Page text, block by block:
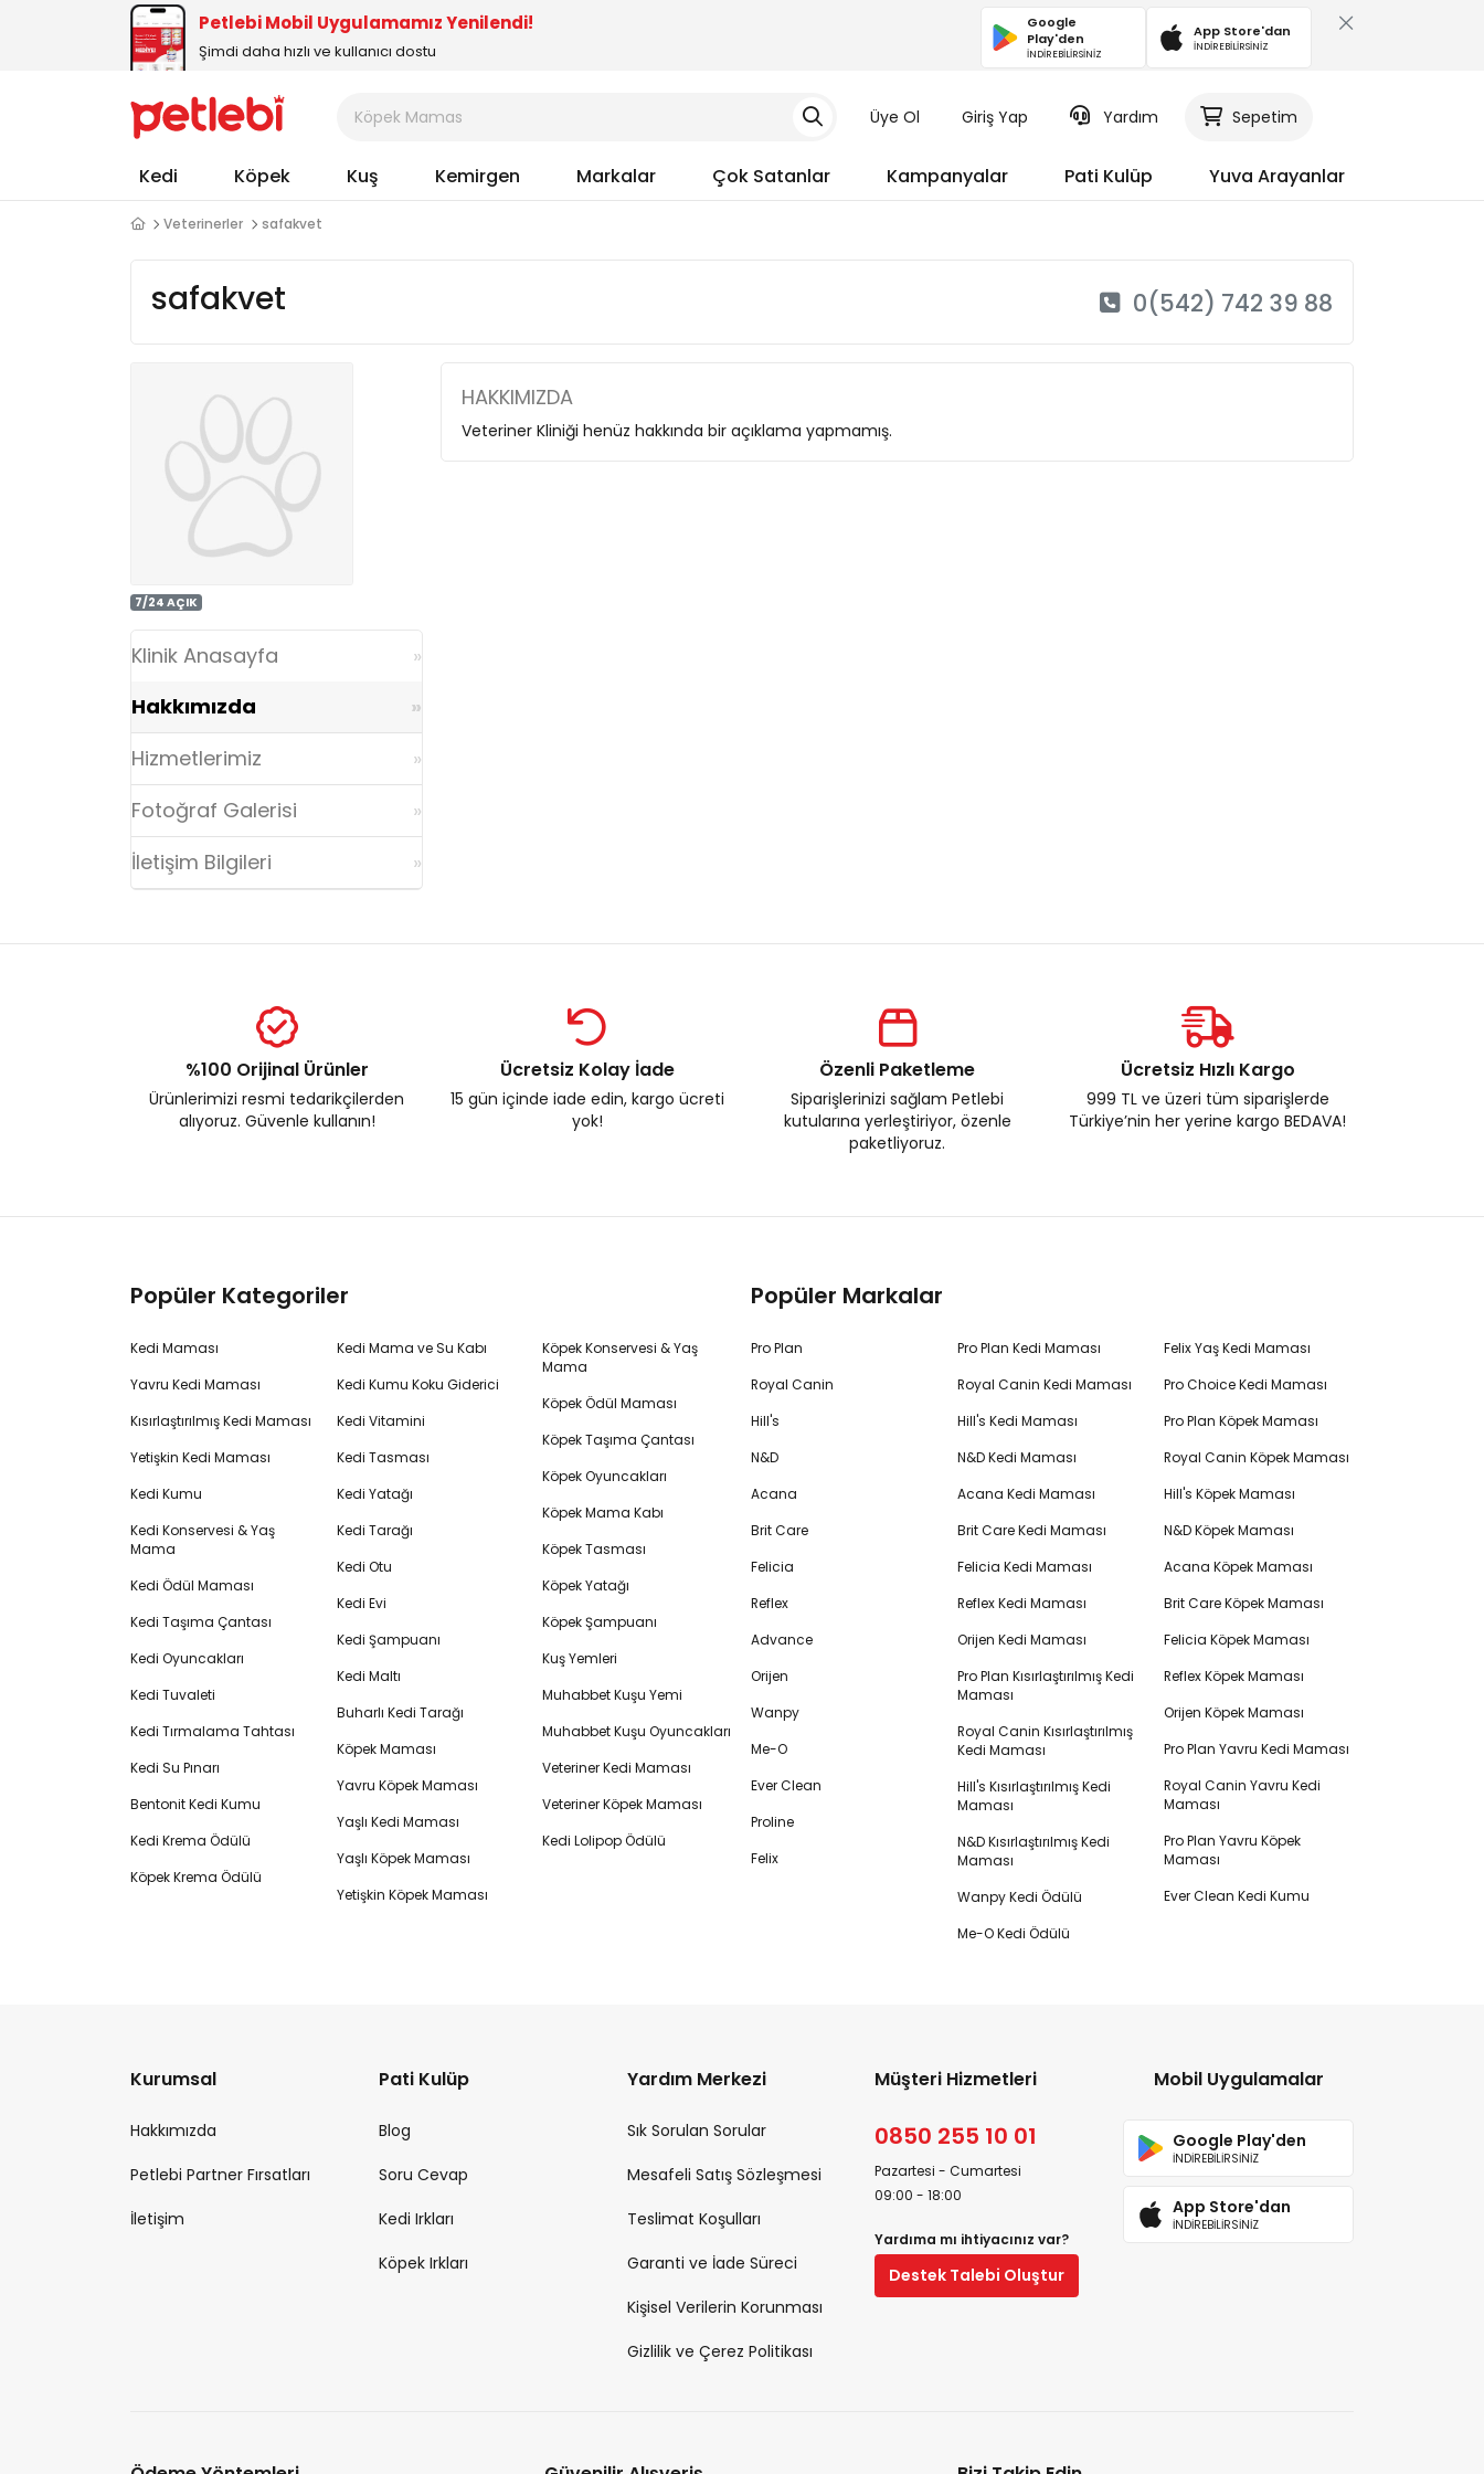
Petlebi Mobil Uygulamamız Yenilendi!
Şimdi daha hızlı ve kullanıcı dostu
Google
Play'den
İNDİREBİLİRSİNİZ
App Store'dan
İNDİREBİLİRSİNİZ
Üye Ol Giriş Yap Yardım Sepetim
Kedi Köpek Kuş Kemirgen Markalar Çok Satanlar Kampanyalar Pati Kulüp Yuva Arayanlar
Veterinerler safakvet
safakvet 0(542) 742 39 88
7/24 AÇIK
Klinik Anasayfa
Hakkımızda
Hizmetlerimiz
Fotoğraf Galerisi
İletişim Bilgileri
HAKKIMIZDA
Veteriner Kliniği henüz hakkında bir açıklama yapmamış.
%100 Orijinal Ürünler
Ürünlerimizi resmi tedarikçilerden
alıyoruz. Güvenle kullanın!
Ücretsiz Kolay İade
15 gün içinde iade edin, kargo ücreti
yok!
Özenli Paketleme
Siparişlerinizi sağlam Petlebi
kutularına yerleştiriyor, özenle
paketliyoruz.
Ücretsiz Hızlı Kargo
999 TL ve üzeri tüm siparişlerde
Türkiye’nin her yerine kargo BEDAVA!
Popüler Kategoriler
Kedi Maması
Yavru Kedi Maması
Kısırlaştırılmış Kedi Maması
Yetişkin Kedi Maması
Kedi Kumu
Kedi Konservesi & Yaş
Mama
Kedi Ödül Maması
Kedi Taşıma Çantası
Kedi Oyuncakları
Kedi Tuvaleti
Kedi Tırmalama Tahtası
Kedi Su Pınarı
Bentonit Kedi Kumu
Kedi Krema Ödülü
Köpek Krema Ödülü
Kedi Mama ve Su Kabı
Kedi Kumu Koku Giderici
Kedi Vitamini
Kedi Tasması
Kedi Yatağı
Kedi Tarağı
Kedi Otu
Kedi Evi
Kedi Şampuanı
Kedi Maltı
Buharlı Kedi Tarağı
Köpek Maması
Yavru Köpek Maması
Yaşlı Kedi Maması
Yaşlı Köpek Maması
Yetişkin Köpek Maması
Köpek Konservesi & Yaş
Mama
Köpek Ödül Maması
Köpek Taşıma Çantası
Köpek Oyuncakları
Köpek Mama Kabı
Köpek Tasması
Köpek Yatağı
Köpek Şampuanı
Kuş Yemleri
Muhabbet Kuşu Yemi
Muhabbet Kuşu Oyuncakları
Veteriner Kedi Maması
Veteriner Köpek Maması
Kedi Lolipop Ödülü
Popüler Markalar
Pro Plan
Royal Canin
Hill's
N&D
Acana
Brit Care
Felicia
Reflex
Advance
Orijen
Wanpy
Me-O
Ever Clean
Proline
Felix
Pro Plan Kedi Maması
Royal Canin Kedi Maması
Hill's Kedi Maması
N&D Kedi Maması
Acana Kedi Maması
Brit Care Kedi Maması
Felicia Kedi Maması
Reflex Kedi Maması
Orijen Kedi Maması
Pro Plan Kısırlaştırılmış Kedi
Maması
Royal Canin Kısırlaştırılmış
Kedi Maması
Hill's Kısırlaştırılmış Kedi
Maması
N&D Kısırlaştırılmış Kedi
Maması
Wanpy Kedi Ödülü
Me-O Kedi Ödülü
Felix Yaş Kedi Maması
Pro Choice Kedi Maması
Pro Plan Köpek Maması
Royal Canin Köpek Maması
Hill's Köpek Maması
N&D Köpek Maması
Acana Köpek Maması
Brit Care Köpek Maması
Felicia Köpek Maması
Reflex Köpek Maması
Orijen Köpek Maması
Pro Plan Yavru Kedi Maması
Royal Canin Yavru Kedi
Maması
Pro Plan Yavru Köpek
Maması
Ever Clean Kedi Kumu
Kurumsal
Hakkımızda
Petlebi Partner Fırsatları
İletişim
Pati Kulüp
Blog
Soru Cevap
Kedi Irkları
Köpek Irkları
Yardım Merkezi
Sık Sorulan Sorular
Mesafeli Satış Sözleşmesi
Teslimat Koşulları
Garanti ve İade Süreci
Kişisel Verilerin Korunması
Gizlilik ve Çerez Politikası
Müşteri Hizmetleri
0850 255 10 01
Pazartesi - Cumartesi
09:00 - 18:00
Yardıma mı ihtiyacınız var?
Destek Talebi Oluştur
Mobil Uygulamalar
Google Play'den
İNDİREBİLİRSİNİZ
App Store'dan
İNDİREBİLİRSİNİZ